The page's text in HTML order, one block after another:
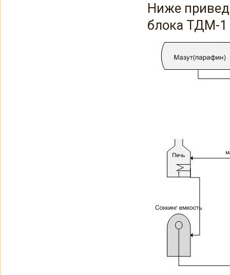
Ниже
блока ТДМ-1